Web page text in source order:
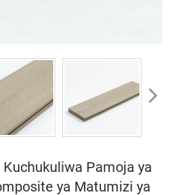
Kuchukuliwa Pamoja ya
ya Matumizi ya